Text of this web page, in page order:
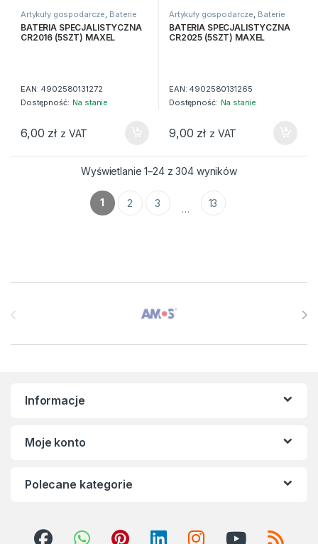
Artykuły gospodarcze, Baterie
BATERIA SPECJALISTYCZNA
CR2016 (5SZT) MAXEL
EAN: 4902580131272
Dostępność: Na stanie
6,00 zł z VAT
Artykuły gospodarcze, Baterie
BATERIA SPECJALISTYCZNA
CR2025 (5SZT) MAXEL
EAN: 4902580131265
Dostępność: Na stanie
9,00 zł z VAT
Wyświetlanie 1–24 z 304 wyników
1 2 3 … 13
Informacje
Moje konto
Polecane kategorie